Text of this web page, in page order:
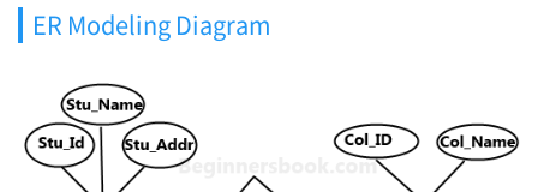
ER Modeling Diagram